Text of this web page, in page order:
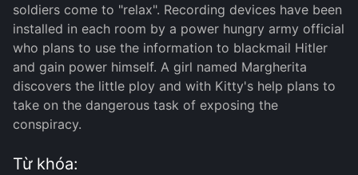
soldiers come to "relax". Recording devices have been
installed in each room by a power hungry army official
who plans to use the information to blackmail Hitler
and gain power himself. A girl named Margherita
discovers the little ploy and with Kitty's help plans to
take on the dangerous task of exposing the
conspiracy.
Từ khóa: